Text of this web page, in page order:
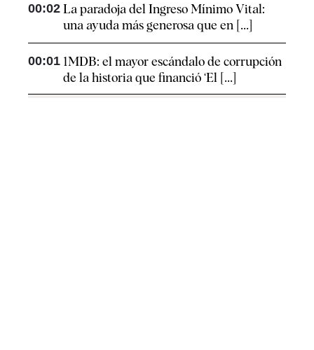
00:02 La paradoja del Ingreso Mínimo Vital:
una ayuda más generosa que en [...]
00:01 1MDB: el mayor escándalo de corrupción
de la historia que financió ‘El [...]